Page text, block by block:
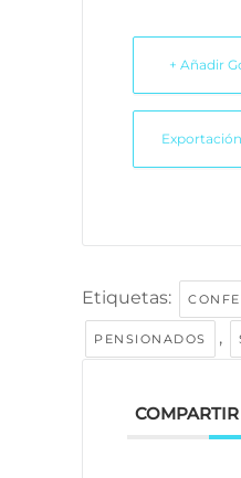
+ Añadir
Etiquetas:
PENSIONADOS ,